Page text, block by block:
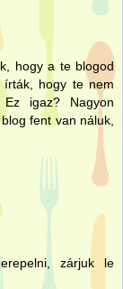
hogy a te blogod
írták, hogy te nem
Ez igaz? Nagyon
fent van náluk,
zárjuk le